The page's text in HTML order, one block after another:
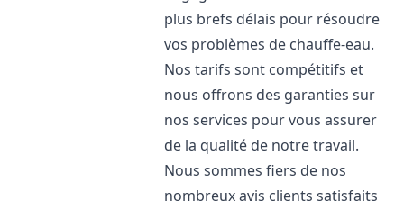
plus brefs délais pour résoudre
vos problèmes de chauffe-eau.
Nos tarifs sont compétitifs et
nous offrons des garanties sur
nos services pour vous assurer
de la qualité de notre travail.
Nous sommes fiers de nos
nombreux avis clients satisfaits